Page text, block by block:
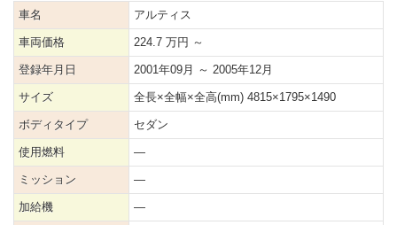
車名 アルティス
車両価格 224.7 万円 ～
登録年月日 2001年09月 ～ 2005年12月
サイズ 全長×全幅×全高(mm) 4815×1795×1490
ボディタイプ セダン
使用燃料 ―
ミッション ―
加給機 ―